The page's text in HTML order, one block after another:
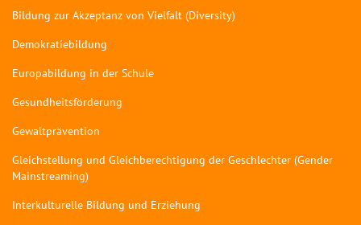
Bildung zur Akzeptanz von Vielfalt (Diversity)
Demokratiebildung
Europabildung in der Schule
Gesundheitsförderung
Gewaltprävention
Gleichstellung und Gleichberechtigung der Geschlechter (Gender
Mainstreaming)
Interkulturelle Bildung und Erziehung